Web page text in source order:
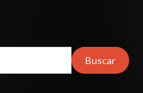
Buscar